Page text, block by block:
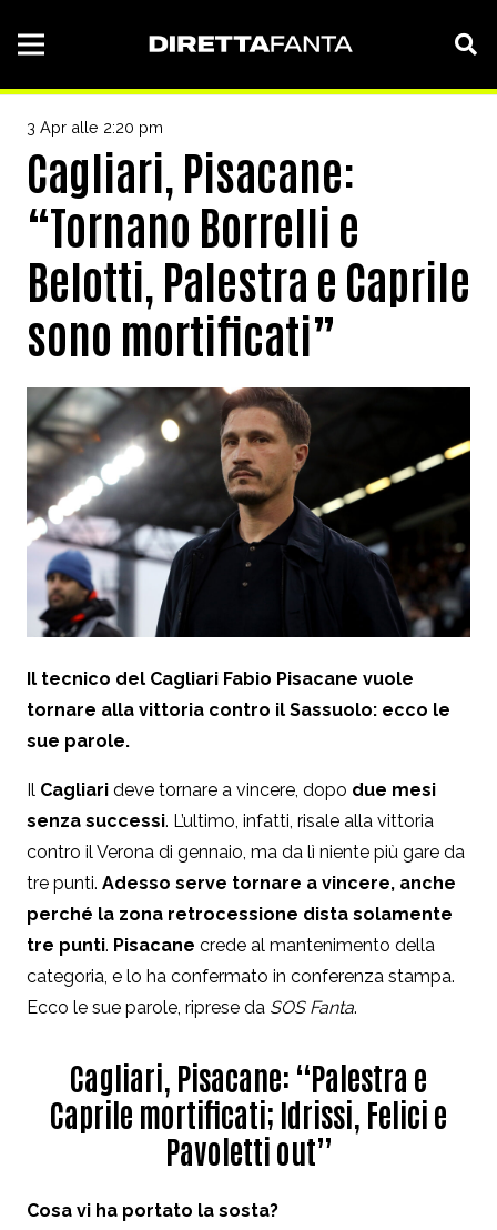
3 Apr alle 2:20 pm
Cagliari, Pisacane:
“Tornano Borrelli e
Belotti, Palestra e Caprile
sono mortificati”
Il tecnico del Cagliari Fabio Pisacane vuole
tornare alla vittoria contro il Sassuolo: ecco le
sue parole.
Il Cagliari deve tornare a vincere, dopo due mesi
senza successi. L’ultimo, infatti, risale alla vittoria
contro il Verona di gennaio, ma da lì niente più gare da
tre punti. Adesso serve tornare a vincere, anche
perché la zona retrocessione dista solamente
tre punti. Pisacane crede al mantenimento della
categoria, e lo ha confermato in conferenza stampa.
Ecco le sue parole, riprese da SOS Fanta.
Cagliari, Pisacane: “Palestra e
Caprile mortificati; Idrissi, Felici e
Pavoletti out”
Cosa vi ha portato la sosta?